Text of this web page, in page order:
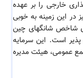
خارجی را بر عهده
در این زمینه به خوبی
شاخص شانگهای چین
است. این سرمایه
عمومی، هیئت مدیره